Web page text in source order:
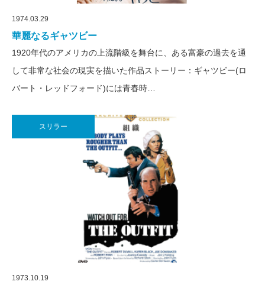
1974.03.29
華麗なるギャツビー
1920年代のアメリカの上流階級を舞台に、ある富豪の過去を通
して非常な社会の現実を描いた作品ストーリー：ギャツビー(ロ
バート・レッドフォード)には青春時…
スリラー
1973.10.19